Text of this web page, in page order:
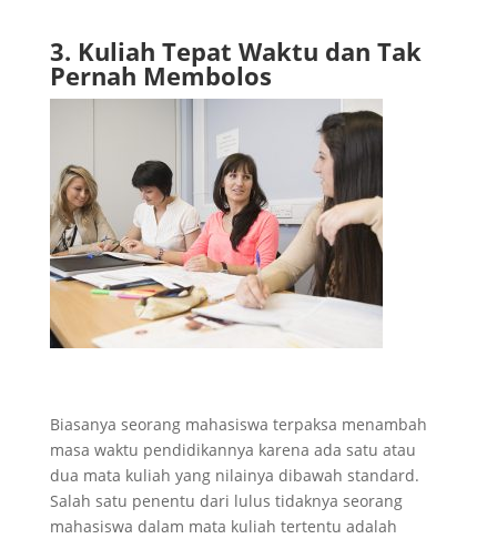
3. Kuliah Tepat Waktu dan Tak
Pernah Membolos
Biasanya seorang mahasiswa terpaksa menambah
masa waktu pendidikannya karena ada satu atau
dua mata kuliah yang nilainya dibawah standard.
Salah satu penentu dari lulus tidaknya seorang
mahasiswa dalam mata kuliah tertentu adalah